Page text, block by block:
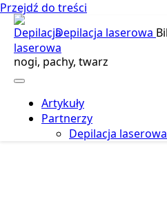
Przejdź do treści
Depilacja laserowa
nogi, pachy, twarz
Artykuły
Partnerzy
Depilacja